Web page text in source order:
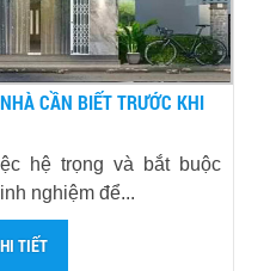
CẦN BIẾT TRƯỚC KHI
hệ trọng và bắt buộc
nghiệm để...
TIẾT